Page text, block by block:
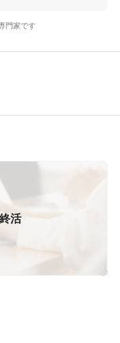
門家です
活